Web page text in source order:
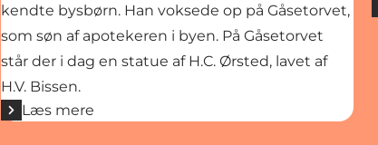
kendte bysbørn. Han voksede op på Gåsetorvet,
som søn af apotekeren i byen. På Gåsetorvet
står der i dag en statue af H.C. Ørsted, lavet af
H.V. Bissen.
Læs mere